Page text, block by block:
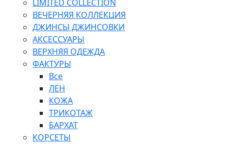
LIMITED COLLECTION
ВЕЧЕРНЯЯ КОЛЛЕКЦИЯ
ДЖИНСЫ ДЖИНСОВКИ
АКСЕССУАРЫ
ВЕРХНЯЯ ОДЕЖДА
ФАКТУРЫ
Все
ЛЁН
КОЖА
ТРИКОТАЖ
БАРХАТ
КОРСЕТЫ